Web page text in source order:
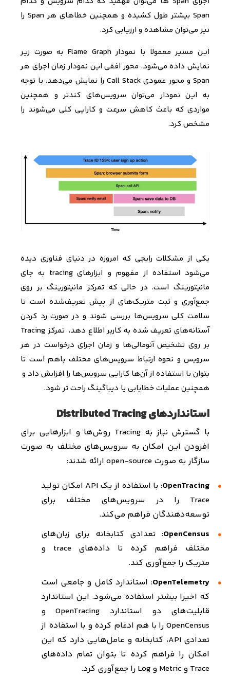
Span بیشتر طول کشیده و همچنین خطاهای هر Span
را
نیز می‌توان مشاهده و ارزیابی کرد.
این مسیر معمولا با نمودار Flame Graph
به صورت زیر
نمایش داده می‌شود. محور افقی این نمودار زمان اجرای هر
Span و محور عمودی Call Stack
را نمایش می‌دهد. با توجه
به این نمودار می‌توان سرویس‌های کندتر و همچنین
مواردی که باعث کاهش سرعت و کارایی کلی می‌شوند را
مشخص کرد.
یکی از مشکلات رایجی که امروزه در دنیای فناوری دیده
می‌شود استفاده از مفهوم و ابزارهای tracing به جای
مانیتورینگ است. در حالی که تمرکز مانیتورینگ بر روی
جمع‌آوری و ثبت متریک‌های از پیش تعریف‌شده است تا
سلامت کلی سرویس‌ها بررسی شوند و در صورت رد کردن
آستانه‌های تعریف شده به کاربر اطلاع دهد، تمرکز Tracing
بر روی تشخیص آنومالی‌ها و زمان اجرای درخواست در هر
سرویس و نحوه ارتباط سرویس‌های مختلف باهم است تا
بتوان با استفاده از آن‌ها کارایی سرویس‌ها را افزایش داد و
همچنین عملیات خطایابی یا دیباگینگ راحت تر شود.
استانداردهای Distributed Tracing
با گسترش نیاز به Tracing روش‌ها و ابزارهایی برای
افزودن این امکان به سرویس‌های مختلف به صورت
سازگار به صورت open-source ارائه شدند:
OpenTracing: با استفاده از یک API امکان تولید
Trace را در سرویس‌های مختلف برای
توسعه‌دهندگان فراهم می‌کند.
OpenCensus: تعدادی کتابخانه برای زبان‌های
مختلف فراهم کرده تا داده‌هایtrace و
متریک را جمع‌آوری کند.
OpenTelemetry: استاندارد کامل و جامعی است
که اخیرا بیشتر استفاده می‌شود. این استاندارد
قابلیت‌های دو استاندارد OpenTracingو
OpenCensus را با هم ادغام کرده و با استفاده از
تعدادیAPI، کتابخانه و عامل‌هایی دارد که این
امکان را فراهم کرده تا بتوان تمام داده‌های
Trace و Metric و Log را جمع‌آوری کرد.